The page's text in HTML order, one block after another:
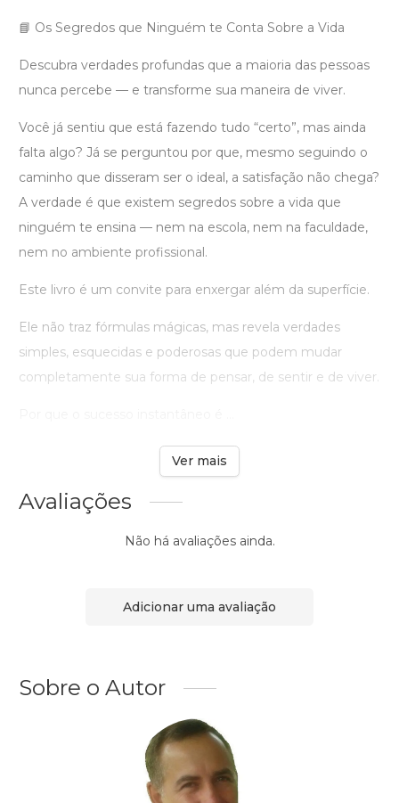
📘 Os Segredos que Ninguém te Conta Sobre a Vida
Descubra verdades profundas que a maioria das pessoas
nunca percebe — e transforme sua maneira de viver.
Você já sentiu que está fazendo tudo “certo”, mas ainda
falta algo? Já se perguntou por que, mesmo seguindo o
caminho que disseram ser o ideal, a satisfação não chega?
A verdade é que existem segredos sobre a vida que
ninguém te ensina — nem na escola, nem na faculdade,
nem no ambiente profissional.
Este livro é um convite para enxergar além da superfície.
Ele não traz fórmulas mágicas, mas revela verdades
simples, esquecidas e poderosas que podem mudar
completamente sua forma de pensar, de sentir e de viver.
Ver mais
Avaliações
Não há avaliações ainda.
Adicionar uma avaliação
Sobre o Autor